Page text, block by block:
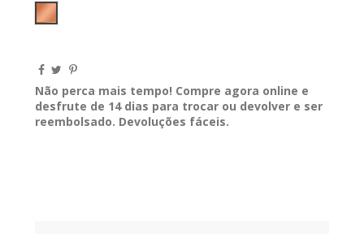
ROSA GOLD
Não perca mais tempo! Compre agora online e
desfrute de 14 dias para trocar ou devolver e ser
reembolsado. Devoluções fáceis.